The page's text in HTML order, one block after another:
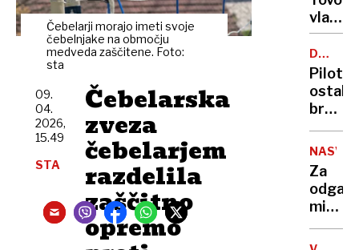
Čebelarji morajo imeti svoje
čebelnjake na območju
medveda zaščitene. Foto:
sta
Čebelarska
zveza
čebelarjem
razdelila
zaščitno
opremo
09.
04.
2026,
15.49
STA
naj
bi
brat
in
očim
vlak
rdečo
luč
in
trčil
šest
huje
DOSJEJI
O
NLP
Pilot
ostal
brez
besed,
nad
je
videl
152-
NASVET
Za
miši